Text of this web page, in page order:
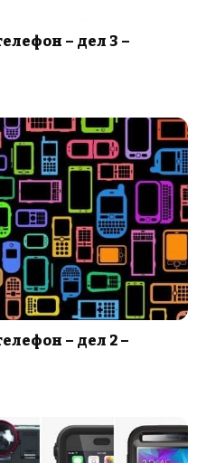
– дел 3 –
– дел 2 –